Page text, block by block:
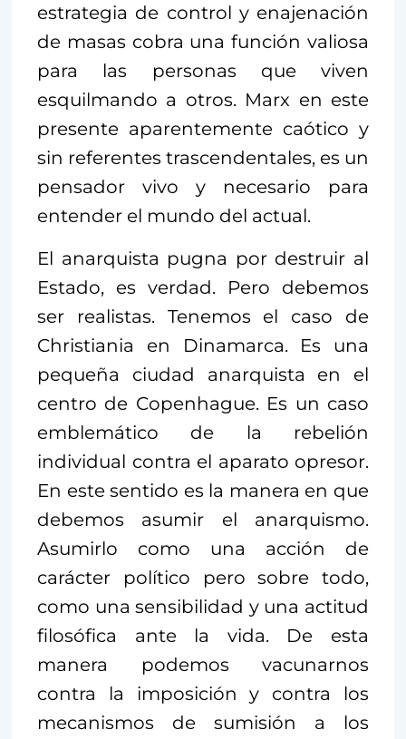
estrategia de control y enajenación
de masas cobra una función valiosa
para las personas que viven
esquilmando a otros. Marx en este
presente aparentemente caótico y
sin referentes trascendentales, es un
pensador vivo y necesario para
entender el mundo del actual.
El anarquista pugna por destruir al
Estado, es verdad. Pero debemos
ser realistas. Tenemos el caso de
Christiania en Dinamarca. Es una
pequeña ciudad anarquista en el
centro de Copenhague. Es un caso
emblemático de la rebelión
individual contra el aparato opresor.
En este sentido es la manera en que
debemos asumir el anarquismo.
Asumirlo como una acción de
carácter político pero sobre todo,
como una sensibilidad y una actitud
filosófica ante la vida. De esta
manera podemos vacunarnos
contra la imposición y contra los
mecanismos de sumisión a los